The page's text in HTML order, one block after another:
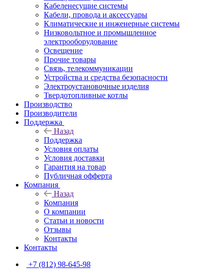
Кабеленесущие системы
Кабели, провода и аксессуары
Климатические и инженерные системы
Низковольтное и промышленное
электрооборудование
Освещение
Прочие товары
Связь, телекоммуникации
Устройства и средства безопасности
Электроустановочные изделия
Твердотопливные котлы
Производство
Производители
Поддержка
Назад
Поддержка
Условия оплаты
Условия доставки
Гарантия на товар
Публичная офферта
Компания
Назад
Компания
О компании
Статьи и новости
Отзывы
Контакты
Контакты
+7 (812) 98-645-98